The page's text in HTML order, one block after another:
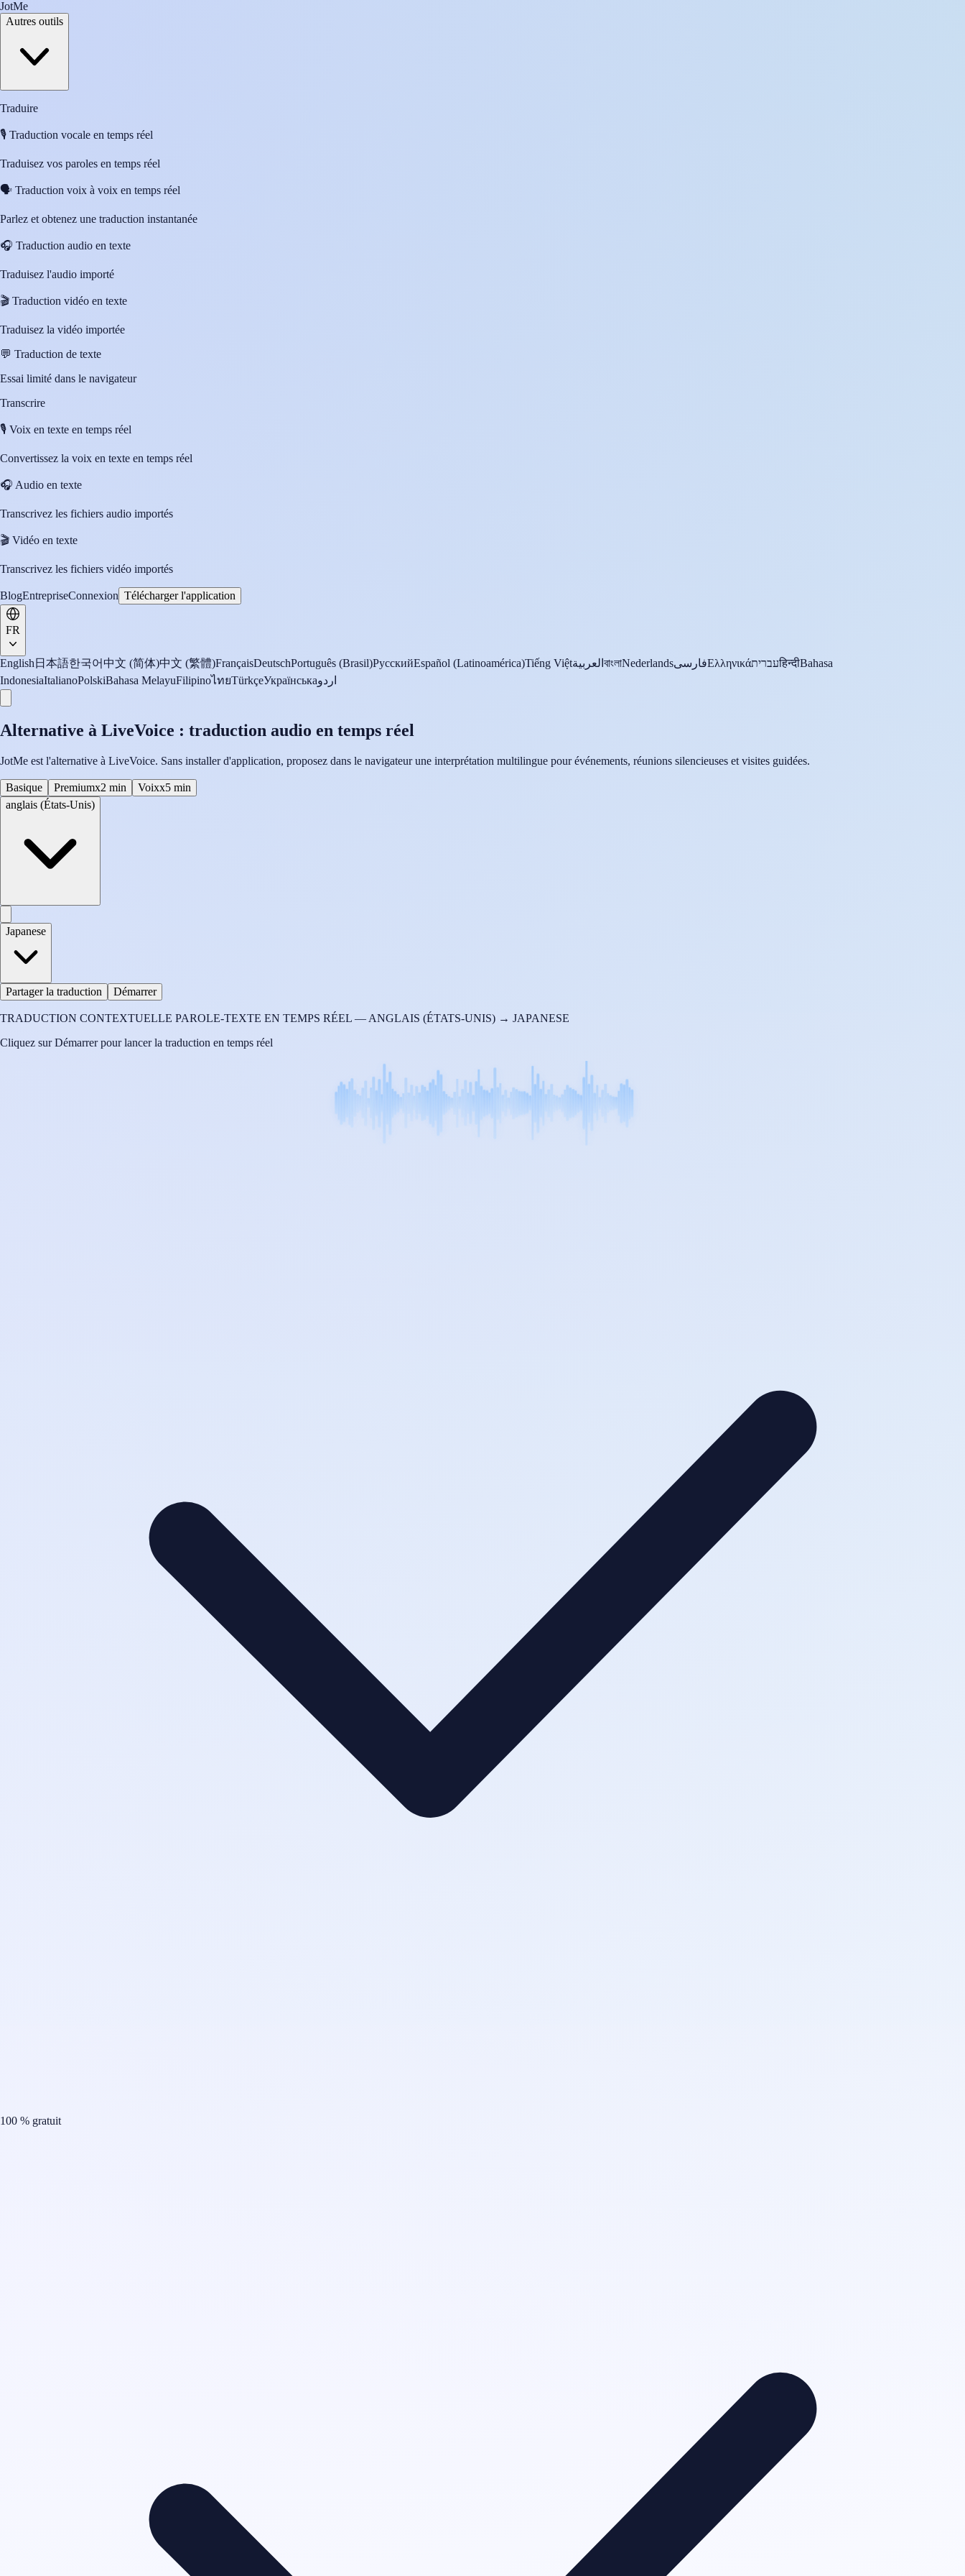
JotMe
Autres outils
Traduire
🎙️ Traduction vocale en temps réel
Traduisez vos paroles en temps réel
🗣️ Traduction voix à voix en temps réel
Parlez et obtenez une traduction instantanée
🎧 Traduction audio en texte
Traduisez l'audio importé
🎬 Traduction vidéo en texte
Traduisez la vidéo importée
💬 Traduction de texte
Essai limité dans le navigateur
Transcrire
🎙️ Voix en texte en temps réel
Convertissez la voix en texte en temps réel
🎧 Audio en texte
Transcrivez les fichiers audio importés
🎬 Vidéo en texte
Transcrivez les fichiers vidéo importés
BlogEntrepriseConnexion Télécharger l'application
FR
English 日本語한국어中文 (简体)中文 (繁體)FrançaisDeutschPortuguês (Brasil)РусскийEspañol (Latinoamérica)Tiếng Việtالعربية বাংলাNederlandsفارسیΕλληνικάעבריתहिन्दीBahasa
IndonesiaItalianoPolskiBahasa MelayuFilipinoไทยTürkçeУкраїнськаاردو
Alternative à LiveVoice : traduction audio en temps réel
JotMe est l'alternative à LiveVoice. Sans installer d'application, proposez dans le navigateur une interprétation multilingue pour événements, réunions silencieuses et visites guidées.
Basique Premiumx2 min Voixx5 min
anglais (États-Unis)
Japanese
Partager la traduction Démarrer
TRADUCTION CONTEXTUELLE PAROLE-TEXTE EN TEMPS RÉEL — ANGLAIS (ÉTATS-UNIS) → JAPANESE
Cliquez sur Démarrer pour lancer la traduction en temps réel
100 % gratuit